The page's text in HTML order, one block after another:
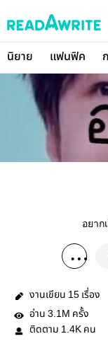
นิยาย แฟนฟิค
อยาก
งานเขียน 15 เรื่อง
อ่าน 3.1M ครั้ง
ติดตาม 1.4K คน